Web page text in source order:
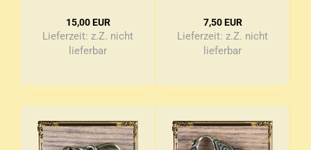
15,00 EUR
Lieferzeit: z.Z. nicht
lieferbar
7,50 EUR
Lieferzeit: z.Z. nicht
lieferbar